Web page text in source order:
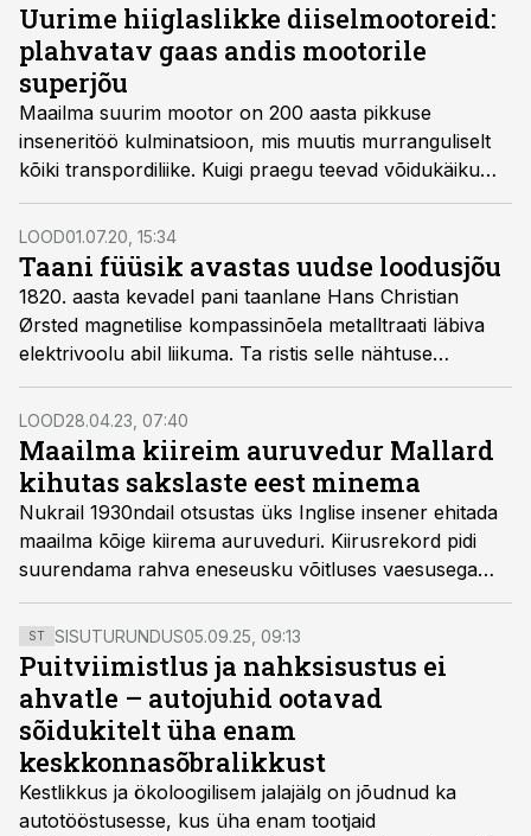
Uurime hiiglaslikke diiselmootoreid:
plahvatav gaas andis mootorile
superjõu
Maailma suurim mootor on 200 aasta pikkuse
inseneritöö kulminatsioon, mis muutis murranguliselt
kõiki transpordiliike. Kuigi praegu teevad võidukäiku
uued elektrilised sõidukid, on sisepõlemismootorit veel
vara maha kanda.
LOOD01.07.20, 15:34
Taani füüsik avastas uudse loodusjõu
1820. aasta kevadel pani taanlane Hans Christian
Ørsted magnetilise kompassinõela metalltraati läbiva
elektrivoolu abil liikuma. Ta ristis selle nähtuse
elektromagnetismiks ja pani aluse tänapäevasele
tehnoloogiale. Füüsikud kasutavad Ørstedi avastusel
põhinevaid tehnoloogiaid kõikvõimalikel viisidel – nad
näevad su mõtetesse ja loovad igikestvaid
energiaallikaid.
LOOD28.04.23, 07:40
Maailma kiireim auruvedur Mallard
kihutas sakslaste eest minema
Nukrail 1930ndail otsustas üks Inglise insener ehitada
maailma kõige kiirema auruveduri. Kiirusrekord pidi
suurendama rahva eneseusku võitluses vaesusega
ning võrdluses Euroopas tõusuteel oleva Saksamaa
kuvandiga.
ST SISUTURUNDUS05.09.25, 09:13
Puitviimistlus ja nahksisustus ei
ahvatle – autojuhid ootavad
sõidukitelt üha enam
keskkonnasõbralikkust
Kestlikkus ja ökoloogilisem jalajälg on jõudnud ka
autotööstusesse, kus üha enam tootjaid